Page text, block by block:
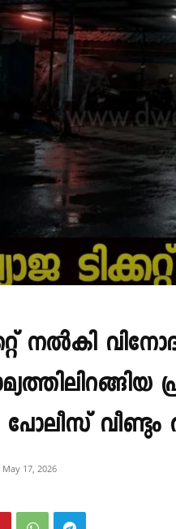
നൽകി
വീണ്ടും
May 17, 2026